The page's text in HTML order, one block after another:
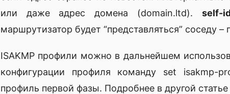
или даже адрес домена (domain.ltd). self-
маршрутизатор будет “представляться” соседу
ISAKMP профили можно в дальнейшем
конфигурации профиля команду set isakmp-
профиль первой фазы. Подробнее в другой статье